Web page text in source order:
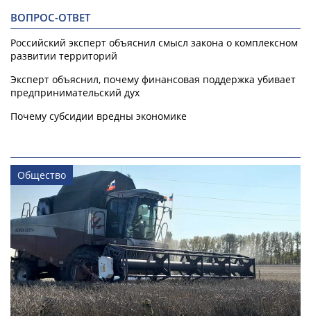
ВОПРОС-ОТВЕТ
Российский эксперт объяснил смысл закона о комплексном
развитии территорий
Эксперт объяснил, почему финансовая поддержка убивает
предпринимательский дух
Почему субсидии вредны экономике
Общество